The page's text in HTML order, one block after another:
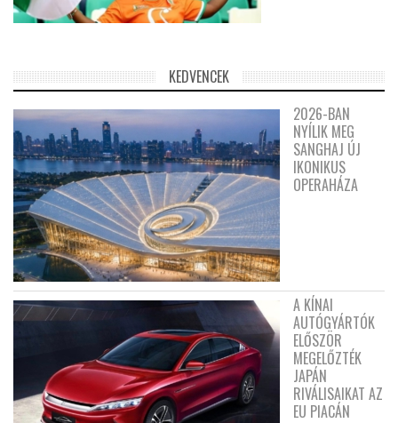
KEDVENCEK
2026-BAN
NYÍLIK MEG
SANGHAJ ÚJ
IKONIKUS
OPERAHÁZA
A KÍNAI
AUTÓGYÁRTÓK
ELŐSZÖR
MEGELŐZTÉK
JAPÁN
RIVÁLISAIKAT AZ
EU PIACÁN